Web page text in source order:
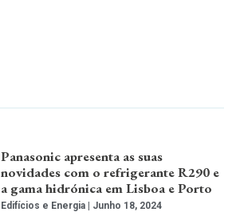
Panasonic apresenta as suas
novidades com o refrigerante R290 e
a gama hidrónica em Lisboa e Porto
Edifícios e Energia Junho 18, 2024